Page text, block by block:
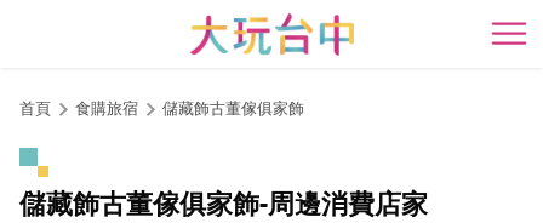
開
首頁 食購旅宿 儲藏飾古董傢俱家飾
儲藏飾古董傢俱家飾-周邊消費店家